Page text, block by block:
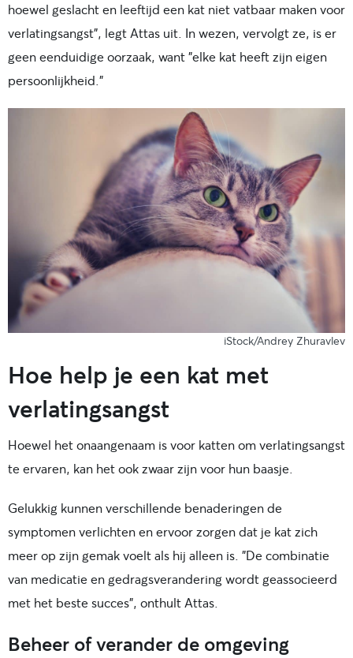
hoewel geslacht en leeftijd een kat niet vatbaar maken voor
verlatingsangst", legt Attas uit. In wezen, vervolgt ze, is er
geen eenduidige oorzaak, want "elke kat heeft zijn eigen
persoonlijkheid."
iStock/Andrey Zhuravlev
Hoe help je een kat met
verlatingsangst
Hoewel het onaangenaam is voor katten om verlatingsangst
te ervaren, kan het ook zwaar zijn voor hun baasje.
Gelukkig kunnen verschillende benaderingen de
symptomen verlichten en ervoor zorgen dat je kat zich
meer op zijn gemak voelt als hij alleen is. "De combinatie
van medicatie en gedragsverandering wordt geassocieerd
met het beste succes", onthult Attas.
Beheer of verander de omgeving